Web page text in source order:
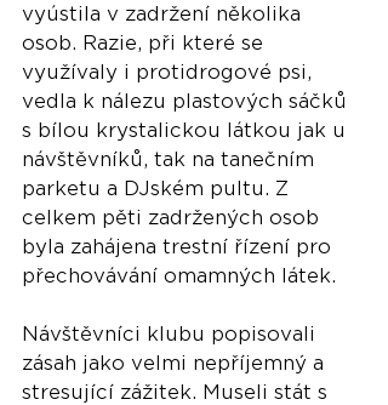
vyústila v zadržení několika
osob. Razie, při které se
využívaly i protidrogové psi,
vedla k nálezu plastových sáčků
s bílou krystalickou látkou jak u
návštěvníků, tak na tanečním
parketu a DJském pultu. Z
celkem pěti zadržených osob
byla zahájena trestní řízení pro
přechovávání omamných látek​.
Návštěvníci klubu popisovali
zásah jako velmi nepříjemný a
stresující zážitek. Museli stát s